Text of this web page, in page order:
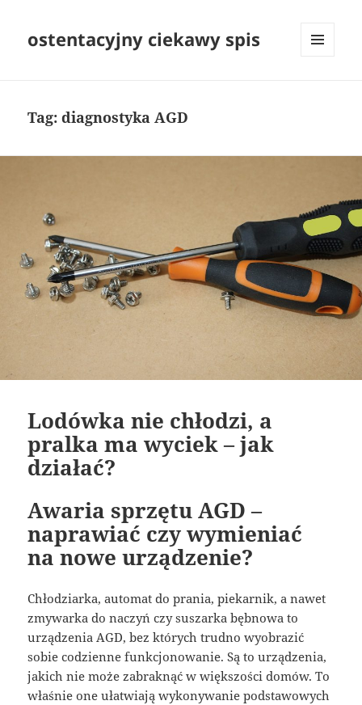
ostentacyjny ciekawy spis
Tag:diagnostyka AGD
Lodówka nie chłodzi, a
pralka ma wyciek – jak
działać?
Awaria sprzętu AGD –
naprawiać czy wymieniać
na nowe urządzenie?
Chłodziarka, automat do prania, piekarnik, a nawet
zmywarka do naczyń czy suszarka bębnowa to
urządzenia AGD, bez których trudno wyobrazić
sobie codzienne funkcjonowanie. Są to urządzenia,
jakich nie może zabraknąć w większości domów. To
właśnie one ułatwiają wykonywanie podstawowych